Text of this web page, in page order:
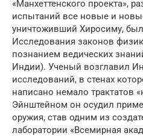
«Манхеттенского проекта»,
испытаний все новые и
уничтоживший Хиросиму,
Исследования законов
познанием ведических
Индии). Ученый возглавил
исследований, в стенах
написано немало трактатов
Эйнштейном он осудил
оружия, став одним из
лаборатории «Всемирная